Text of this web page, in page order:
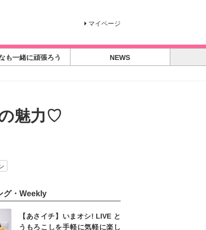
マイページ
も一緒に頑張ろう
NEWS
魅力♡
グ・Weekly
【あさイチ】いまオシ! LIVE と
うもろこしを手軽に気軽に楽し